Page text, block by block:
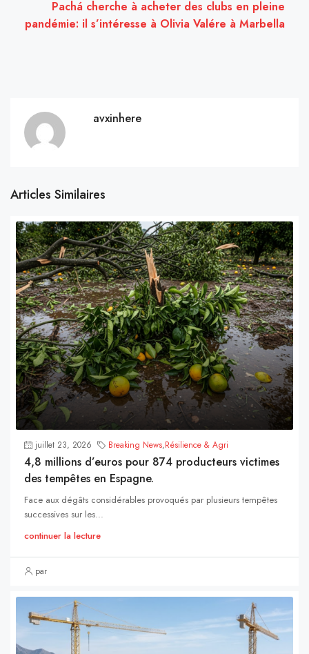
Pachá cherche à acheter des clubs en pleine
pandémie: il s’intéresse à Olivia Valére à Marbella
avxinhere
Articles Similaires
juillet 23, 2026 Breaking News,Résilience & Agri
4,8 millions d’euros pour 874 producteurs victimes
des tempêtes en Espagne.
Face aux dégâts considérables provoqués par plusieurs tempêtes
successives sur les...
continuer la lecture
par